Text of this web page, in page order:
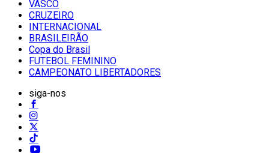
VASCO
CRUZEIRO
INTERNACIONAL
BRASILEIRÃO
Copa do Brasil
FUTEBOL FEMININO
CAMPEONATO LIBERTADORES
siga-nos